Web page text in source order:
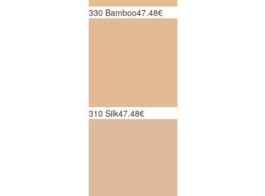
330 Bamboo47.48€
310 Silk47.48€